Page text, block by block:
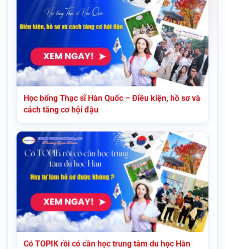
Học bổng Thạc sĩ Hàn Quốc – Điều kiện, hồ sơ và
cách tăng cơ hội đậu
Có TOPIK rồi có cần học trung tâm du học Hàn